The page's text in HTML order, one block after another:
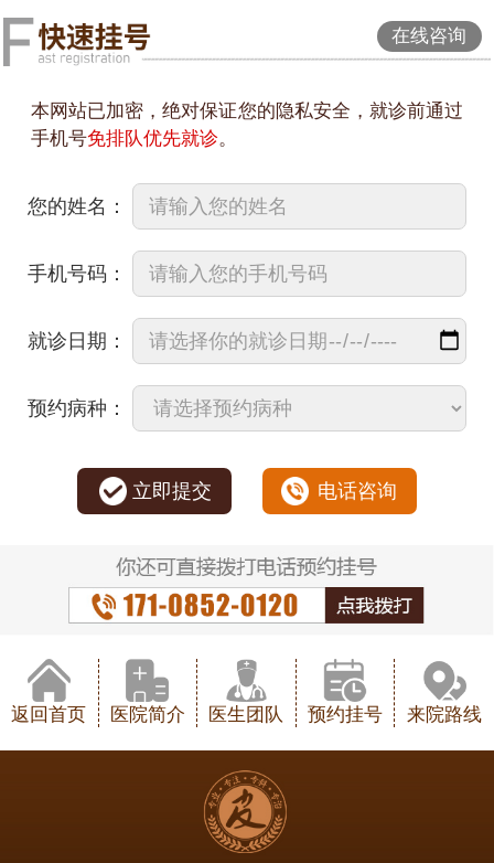
在线咨询
本网站已加密，绝对保证您的隐私安全，就诊前通过
手机号免排队优先就诊。
您的姓名：
手机号码：
就诊日期：
预约病种：
立即提交 电话咨询
返回首页 医院简介 医生团队 预约挂号 来院路线